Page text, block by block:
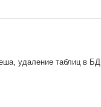
удаление таблиц в